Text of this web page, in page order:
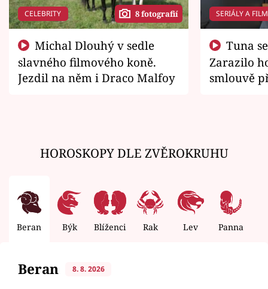
CELEBRITY 8 fotografií
slavného filmového koně.
Jezdil na něm i Draco Malfoy
SERIÁLY A
Zarazilo
smlouvě
HOROSKOPY DLE ZVĚROKRUHU
Beran Býk Blíženci Rak Lev Panna
Beran 8. 8. 2026